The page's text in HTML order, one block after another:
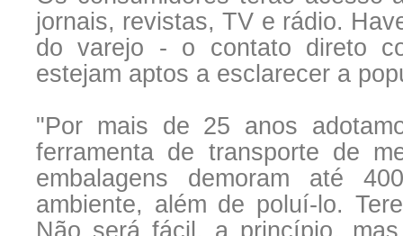
jornais, revistas, TV e rádio.
do varejo - o contato direto
estejam aptos a esclarecer a
"Por mais de 25 anos
ferramenta de transporte de
embalagens demoram até
ambiente, além de poluí-lo.
Não será fácil, a princípio,